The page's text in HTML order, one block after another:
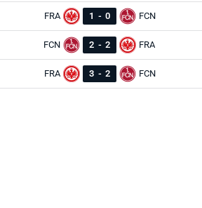
FRA 1 - 0 FCN
FCN 2 - 2 FRA
FRA 3 - 2 FCN